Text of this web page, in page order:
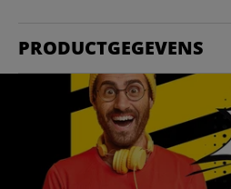
PRODUCTGEGEVENS